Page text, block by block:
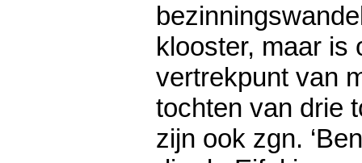
klooster, maar is
vertrekpunt van
tochten van drie
zijn ook zgn.